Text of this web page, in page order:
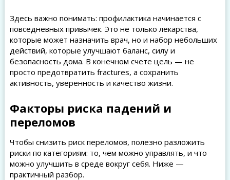
Здесь важно понимать: профилактика начинается с
повседневных привычек. Это не только лекарства,
которые может назначить врач, но и набор небольших
действий, которые улучшают баланс, силу и
безопасность дома. В конечном счете цель — не
просто предотвратить fractures, а сохранить
активность, уверенность и качество жизни.
Факторы риска падений и
переломов
Чтобы снизить риск переломов, полезно разложить
риски по категориям: то, чем можно управлять, и что
можно улучшить в среде вокруг себя. Ниже —
практичный разбор.